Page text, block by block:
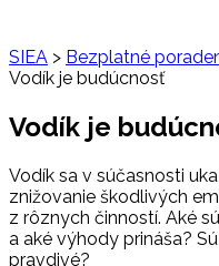
SIEA > Bezplatné
Vodík je budúcnosť
Vodík je
Vodík sa v súčasnosti
znižovanie škodlivých
z rôznych činností. Aké
a aké výhody prináša?
pravdivé?